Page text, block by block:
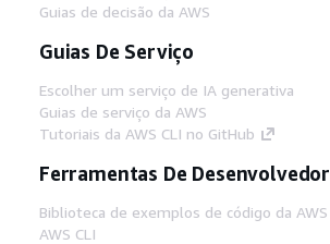
Guias de decisão da AWS
Guias De Serviço
Escolher um serviço de IA generativa
Guias de serviço da AWS
Tutoriais da AWS CLI no GitHub
Ferramentas De Desenvolvedor
Biblioteca de exemplos de código da AWS
AWS CLI